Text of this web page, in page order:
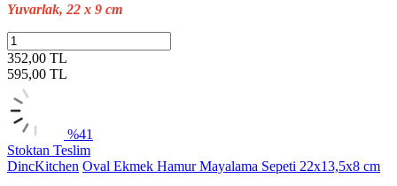
Yuvarlak, 22 x 9 cm
352,00 TL
595,00 TL
%41
Stoktan Teslim
DincKitchen Oval Ekmek Hamur Mayalama Sepeti 22x13,5x8 cm